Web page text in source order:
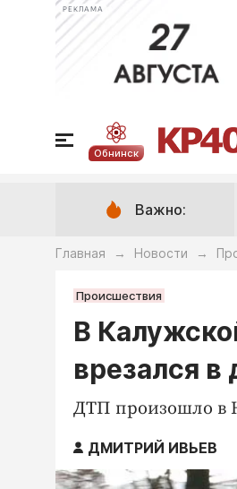
РЕКЛАМА
Обнинск
Важно:
Главная → Новости →
Происшествия
В
врезался в
ДТП произошло в
ДМИТРИЙ ИВЬЕВ